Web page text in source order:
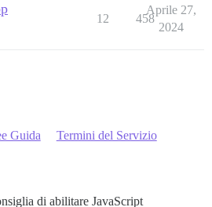
12 458
Aprile 27,
2024
Guida Termini del Servizio
di abilitare JavaScript